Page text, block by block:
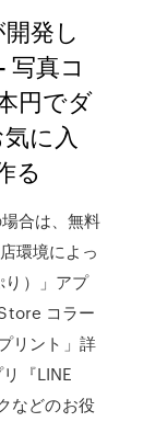
発し
真コ
円でダ
に入
る
合は、無料
環境によっ
り）」アプ
コラー
リント」詳
『LINE
などのお役